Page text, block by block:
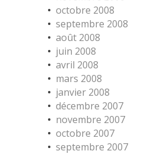
octobre 2008
septembre 2008
août 2008
juin 2008
avril 2008
mars 2008
janvier 2008
décembre 2007
novembre 2007
octobre 2007
septembre 2007